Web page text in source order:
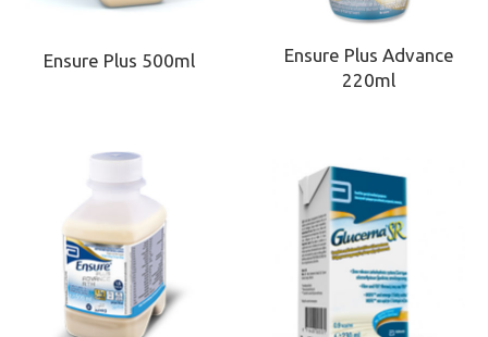
Ensure Plus 500ml
Ensure Plus Advance
220ml